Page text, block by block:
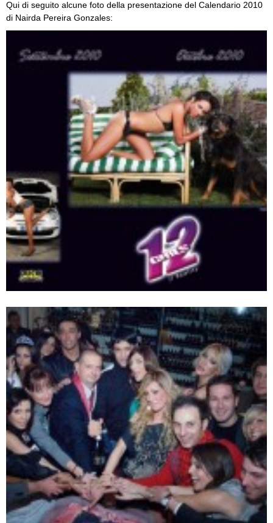
Qui di seguito alcune foto della presentazione del Calendario 2010
di Nairda Pereira Gonzales: